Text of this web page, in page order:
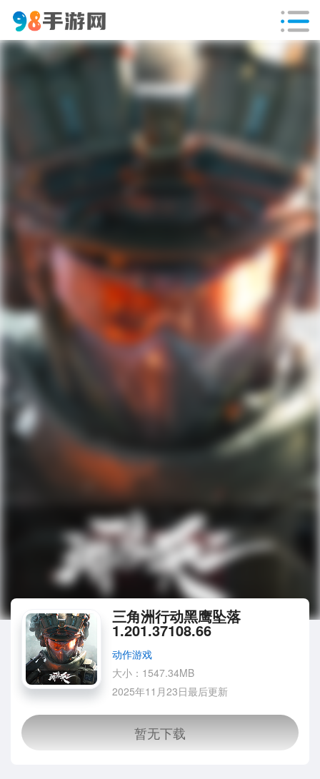
三角洲行动黑鹰坠落
1.201.37108.66
动作游戏
大小：1547.34MB
2025年11月23日最后更新